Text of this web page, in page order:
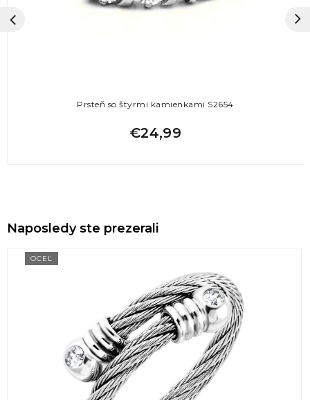
Prsteň so štyrmi kamienkami S2654
€24,99
Naposledy ste prezerali
OCEĽ